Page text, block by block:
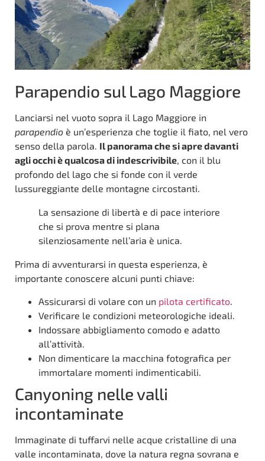
Parapendio sul Lago Maggiore
Lanciarsi nel vuoto sopra il Lago Maggiore in
parapendio è un’esperienza che toglie il fiato, nel vero
senso della parola. Il panorama che si apre davanti
agli occhi è qualcosa di indescrivibile, con il blu
profondo del lago che si fonde con il verde
lussureggiante delle montagne circostanti.
La sensazione di libertà e di pace interiore
che si prova mentre si plana
silenziosamente nell’aria è unica.
Prima di avventurarsi in questa esperienza, è
importante conoscere alcuni punti chiave:
Assicurarsi di volare con un pilota certificato
Verificare le condizioni meteorologiche ideali.
Indossare abbigliamento comodo e adatto
all’attività.
Non dimenticare la macchina fotografica per
immortalare momenti indimenticabili.
Canyoning nelle valli
incontaminate
Immaginate di tuffarvi nelle acque cristalline di una
valle incontaminata, dove la natura regna sovrana e